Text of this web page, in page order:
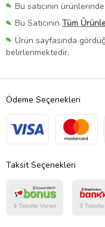
Bu satıcının
Bu Satıcının Tüm
Ürün sayfasında
belirlenmektedir.
Ödeme Seçenekleri
Taksit Seçenekleri